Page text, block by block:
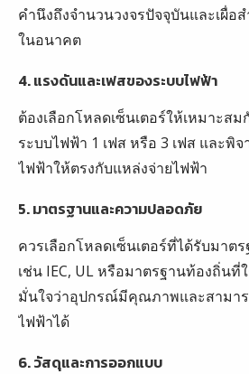
คำนึงถึงจำนวนวงจรปัจจุบันและเผื่อ
ในอนาคต
4. แรงดันและเฟสของระบบไฟฟ้า
ต้องเลือกโหลดเซ็นเตอร์ให้เหมาะส
ระบบไฟฟ้า 1 เฟส หรือ 3 เฟส และพิ
ไฟฟ้าให้ตรงกับแหล่งจ่ายไฟฟ้า
5. มาตรฐานและความปลอดภัย
ควรเลือกโหลดเซ็นเตอร์ที่ได้รับมาต
เช่น IEC, UL หรือมาตรฐานท้องถิ่นที่
มั่นใจว่าอุปกรณ์มีคุณภาพและสามา
ไฟฟ้าได้
6. วัสดุและการออกแบบ